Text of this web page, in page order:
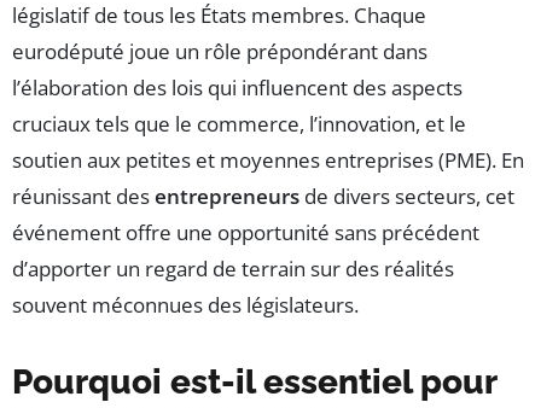
législatif de tous les États membres. Chaque
eurodéputé joue un rôle prépondérant dans
l’élaboration des lois qui influencent des aspects
cruciaux tels que le commerce, l’innovation, et le
soutien aux petites et moyennes entreprises (PME). En
réunissant desentrepreneurs de divers secteurs, cet
événement offre une opportunité sans précédent
d’apporter un regard de terrain sur des réalités
souvent méconnues des législateurs.
Pourquoi est-il essentiel pour